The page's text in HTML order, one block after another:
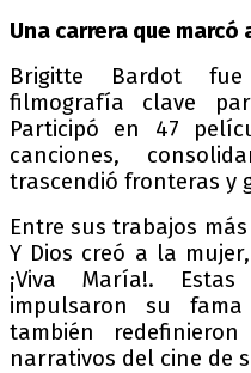
Una carrera que marcó
Brigitte Bardot
filmografía clave
Participó en 47
canciones,
trascendió fronteras y
Entre sus trabajos
Y Dios creó a la
¡Viva María!.
impulsaron su
también
narrativos del cine de